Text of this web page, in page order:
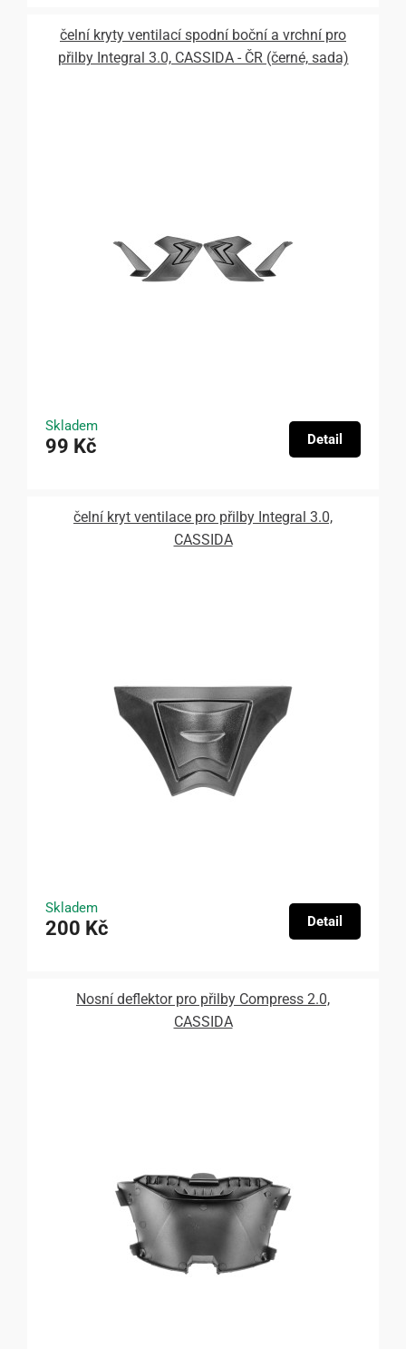
čelní kryty ventilací spodní boční a vrchní pro
přilby Integral 3.0, CASSIDA - ČR (černé, sada)
Skladem
99 Kč Detail
čelní kryt ventilace pro přilby Integral 3.0,
CASSIDA
Skladem
200 Kč Detail
Nosní deflektor pro přilby Compress 2.0,
CASSIDA